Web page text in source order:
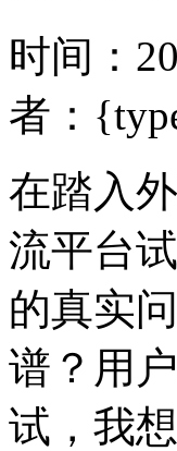
时间：
者：
在踏入
流平台
的真实
谱？用
试，我